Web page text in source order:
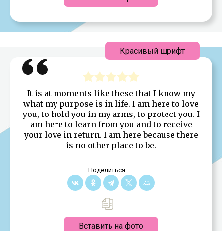
It is at moments like these that I know my
what my purpose is in life. I am here to love
you, to hold you in my arms, to protect you. I
am here to learn from you and to receive
your love in return. I am here because there
is no other place to be.
Поделиться:
Вставить на фото
Красивый шрифт